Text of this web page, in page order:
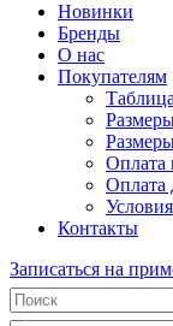
Новинки
Бренды
О нас
Покупателям
Оплата
Оплата
Контакты
Записаться на